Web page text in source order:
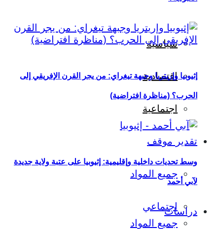
سياسية
اقتصادية
اجتماعية
تقدير موقف
جميع المواد
اجتماعي
إثيوبيا وإريتريا وجبهة تيغراي: من يجر القرن الإفريقي إلى
الحرب؟ (مناظرة افتراضية)
وسط تحديات داخلية وإقليمية: إثيوبيا على عتبة ولاية جديدة
لآبي أحمد
دراسات
جميع المواد